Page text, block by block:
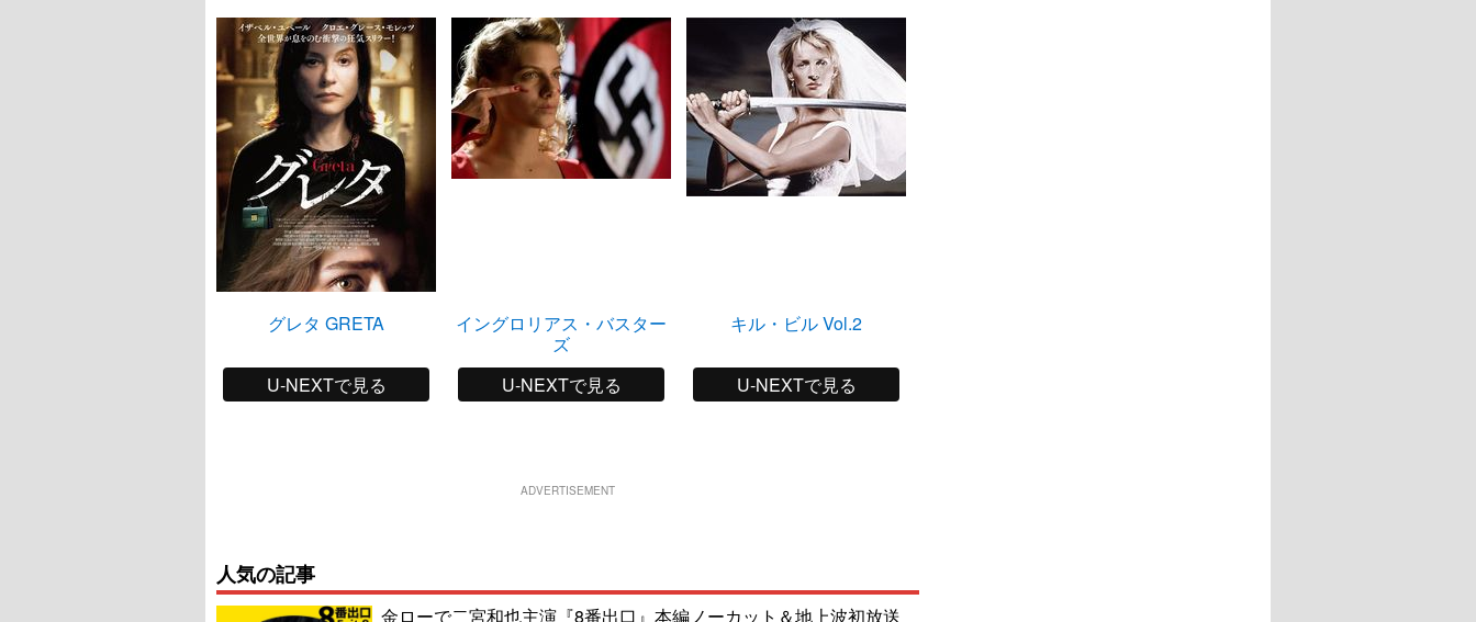
グレタ GRETA
U-NEXTで見る
イングロリアス・バスター
ズ
U-NEXTで見る
キル・ビル Vol.2
U-NEXTで見る
ADVERTISEMENT
人気の記事
金ローで二宮和也主演『8番出口』本編ノーカット＆地上波初放送